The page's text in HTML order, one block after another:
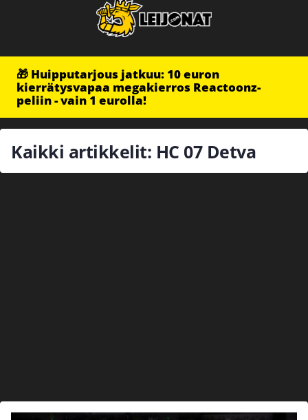
🎁 Huipputarjous jatkuu: 10 euron
kierrätysvapaa megakierros Reactoonz-
peliin - vain 1 eurolla!
Kaikki artikkelit: HC 07 Detva